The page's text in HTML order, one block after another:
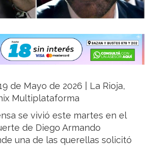
de Mayo de 2026 | La Rioja,
Multiplataforma
se vivió este martes en el
de Diego Armando
una de las querellas solicitó